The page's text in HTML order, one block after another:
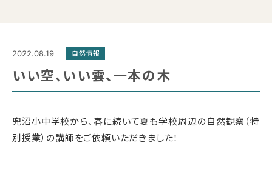
2022.08.19 自然情報
いい空、いい雲、一本の木
兜沼小中学校から、春に続いて夏も学校周辺の自然観察（特
別授業）の講師をご依頼いただきました！